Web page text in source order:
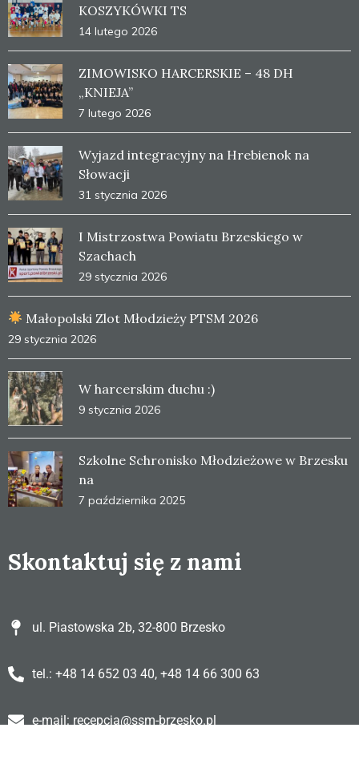
KOSZYKÓWKI TS
14 lutego 2026
ZIMOWISKO HARCERSKIE – 48 DH
„KNIEJA”
7 lutego 2026
Wyjazd integracyjny na Hrebienok na
Słowacji
31 stycznia 2026
I Mistrzostwa Powiatu Brzeskiego w
Szachach
29 stycznia 2026
Małopolski Zlot Młodzieży PTSM 2026
29 stycznia 2026
W harcerskim duchu :)
9 stycznia 2026
Szkolne Schronisko Młodzieżowe w Brzesku
na
7 października 2025
Skontaktuj się z nami
ul. Piastowska 2b, 32-800 Brzesko
tel.: +48 14 652 03 40, +48 14 66 300 63
e-mail: recepcja@ssm-brzesko.pl